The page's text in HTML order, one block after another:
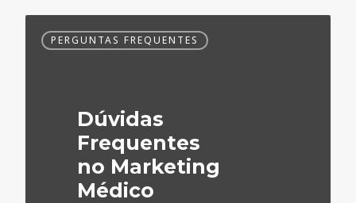
Frequentes
PERGUNTAS FREQUENTES
Dúvidas
Frequentes
no Marketing
Médico